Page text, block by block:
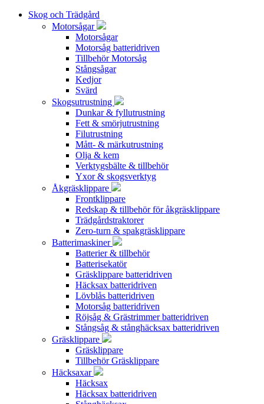
Skog och Trädgård
Motorsågar
Motorsågar
Motorsåg batteridriven
Tillbehör Motorsåg
Stångsågar
Kedjor
Svärd
Skogsutrustning
Dunkar & fyllutrustning
Fett & smörjutrustning
Filutrustning
Mått- & märkutrustning
Olja & kem
Verktygsbälte & tillbehör
Yxor & skogsverktyg
Åkgräsklippare
Frontklippare
Redskap & tillbehör för åkgräsklippare
Trädgårdstraktorer
Zero-turn & spakgräsklippare
Batterimaskiner
Batterier & tillbehör
Batterisekatör
Gräsklippare batteridriven
Häcksax batteridriven
Lövblås batteridriven
Motorsåg batteridriven
Röjsåg & Grästrimmer batteridriven
Stångsåg & stånghäcksax batteridriven
Gräsklippare
Gräsklippare
Tillbehör Gräsklippare
Häcksaxar
Häcksax
Häcksax batteridriven